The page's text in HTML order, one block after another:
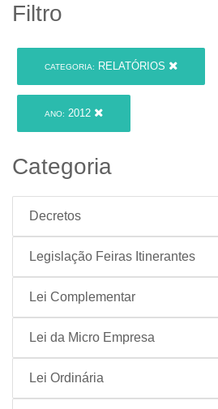
Filtro
CATEGORIA: RELATÓRIOS
ANO: 2012
Categoria
Decretos
Legislação Feiras Itinerantes
Lei Complementar
Lei da Micro Empresa
Lei Ordinária